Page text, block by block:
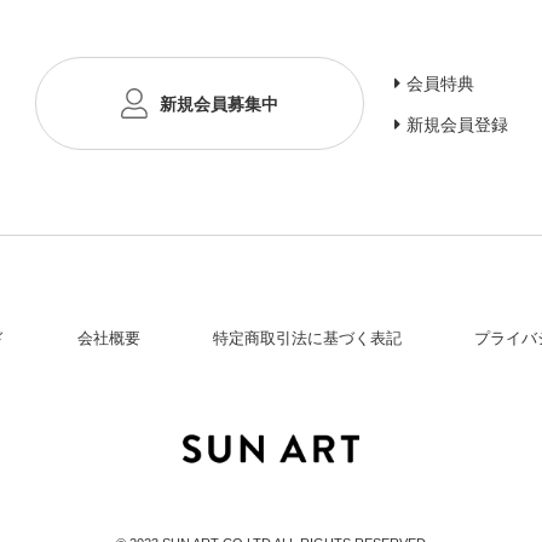
新規会員募集中
会員特典
新規会員登録
会社概要 特定商取引法に基づく表記 プライバ